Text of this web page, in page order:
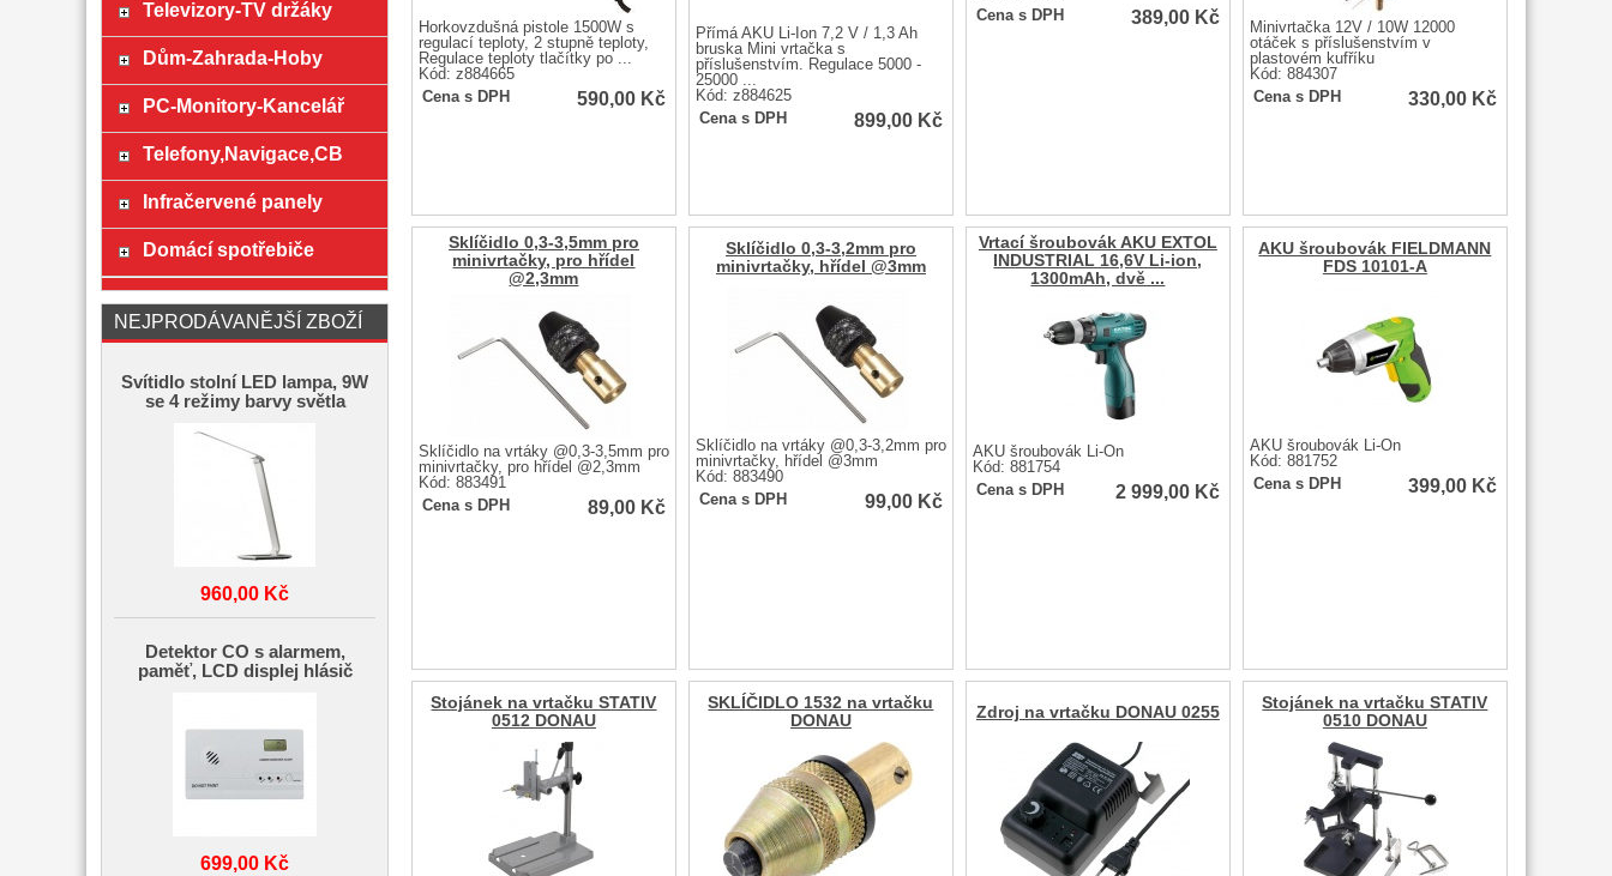
Horkovzdušná pistole 1500W s
regulací teploty, 2 stupně teploty,
Regulace teploty tlačítky po ...
Kód: z884665
Cena s DPH
590,00 Kč
Přímá AKU Li-Ion 7,2 V / 1,3 Ah
bruska Mini vrtačka s
příslušenstvím. Regulace 5000 -
25000 ...
Kód: z884625
Cena s DPH
899,00 Kč
Cena s DPH
389,00 Kč
Minivrtačka 12V / 10W 12000
otáček s příslušenstvím v
plastovém kufříku
Kód: 884307
Cena s DPH
330,00 Kč
Sklíčidlo 0,3-3,5mm pro
minivrtačky, pro hřídel
@2,3mm
Sklíčidlo na vrtáky @0,3-3,5mm pro
minivrtačky, pro hřídel @2,3mm
Kód: 883491
Cena s DPH
89,00 Kč
Sklíčidlo 0,3-3,2mm pro
minivrtačky, hřídel @3mm
Sklíčidlo na vrtáky @0,3-3,2mm pro
minivrtačky, hřídel @3mm
Kód: 883490
Cena s DPH
99,00 Kč
Vrtací šroubovák AKU EXTOL
INDUSTRIAL 16,6V Li-ion,
1300mAh, dvě ...
AKU šroubovák Li-On
Kód: 881754
Cena s DPH
2 999,00 Kč
AKU šroubovák FIELDMANN
FDS 10101-A
AKU šroubovák Li-On
Kód: 881752
Cena s DPH
399,00 Kč
Stojánek na vrtačku STATIV
0512 DONAU
SKLÍČIDLO 1532 na vrtačku
DONAU
Zdroj na vrtačku DONAU 0255
Stojánek na vrtačku STATIV
0510 DONAU
Televizory-TV držáky
Dům-Zahrada-Hoby
PC-Monitory-Kancelář
Telefony,Navigace,CB
Infračervené panely
Domácí spotřebiče
NEJPRODÁVANĚJŠÍ ZBOŽÍ
Svítidlo stolní LED lampa, 9W
se 4 režimy barvy světla
960,00 Kč
Detektor CO s alarmem,
paměť, LCD displej hlásič
699,00 Kč